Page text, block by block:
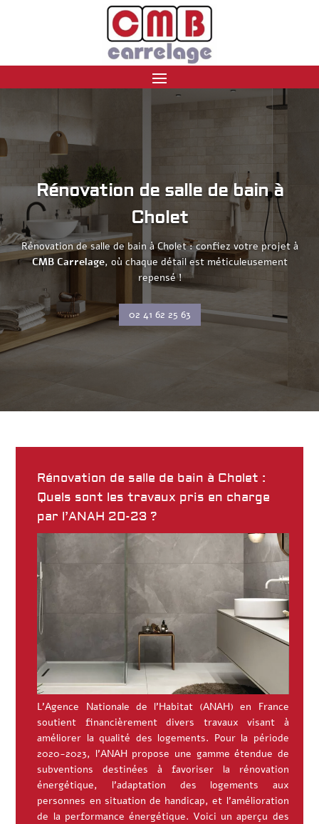
Rénovation de salle de bain à
Cholet
Rénovation de salle de bain à Cholet : confiez votre projet à
CMB Carrelage, où chaque détail est méticuleusement
repensé !
02 41 62 25 63
Rénovation de salle de bain à Cholet :
Quels sont les travaux pris en charge
par l’ANAH 20-23 ?
L’Agence Nationale de l’Habitat (ANAH) en France
soutient financièrement divers travaux visant à
améliorer la qualité des logements. Pour la période
2020-2023, l’ANAH propose une gamme étendue de
subventions destinées à favoriser la rénovation
énergétique, l’adaptation des logements aux
personnes en situation de handicap, et l’amélioration
de la performance énergétique. Voici un aperçu des